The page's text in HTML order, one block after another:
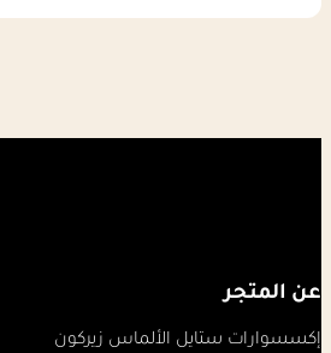
عن المتجر
إكسسوارات ستايل الألماس زيركون